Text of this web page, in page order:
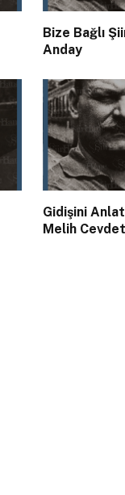
Bize Bağlı
Anday
Gidişini
Melih